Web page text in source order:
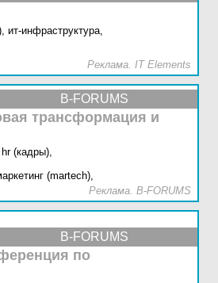
ит-инфраструктура,
Реклама. IT Elements
B-FORUMS
трансформация и
hr (кадры),
(martech),
Реклама. B-FORUMS
B-FORUMS
по